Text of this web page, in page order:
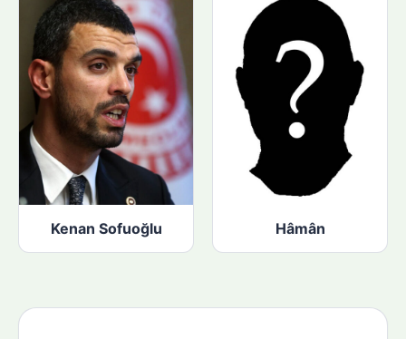
Kenan Sofuoğlu Hâmân